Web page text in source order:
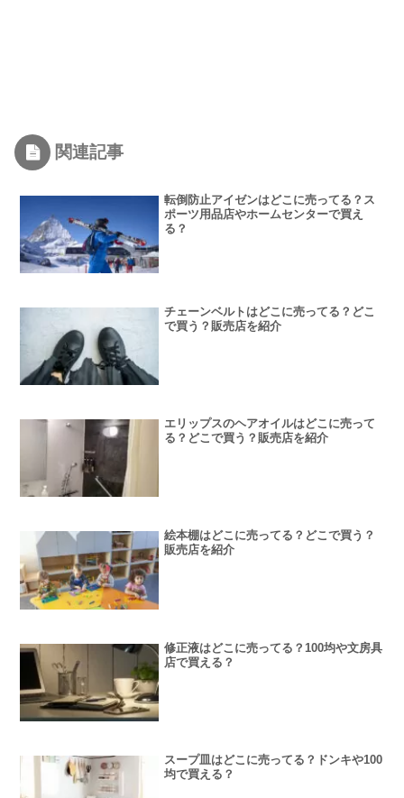
関連記事
転倒防止アイゼンはどこに売ってる？ス
ポーツ用品店やホームセンターで買え
る？
チェーンベルトはどこに売ってる？どこ
で買う？販売店を紹介
エリップスのヘアオイルはどこに売って
る？どこで買う？販売店を紹介
絵本棚はどこに売ってる？どこで買う？
販売店を紹介
修正液はどこに売ってる？100均や文房具
店で買える？
スープ皿はどこに売ってる？ドンキや100
均で買える？